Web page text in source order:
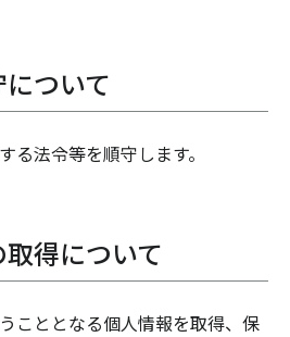
ついて
る法令等を順守します。
得について
こととなる個人情報を取得、保